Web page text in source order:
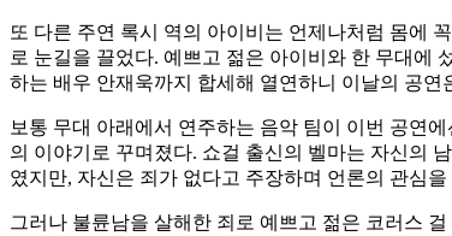
또 다른 주연 록시 역의 아이비는 언제나처럼 몸에
로 눈길을 끌었다. 예쁘고 젊은 아이비와 한 무대에
하는 배우 안재욱까지 합세해 열연하니 이날의 공연
보통 무대 아래에서 연주하는 음악 팀이 이번 공연
의 이야기로 꾸며졌다. 쇼걸 출신의 벨마는 자신의
였지만, 자신은 죄가 없다고 주장하며 언론의 관심을
그러나 불륜남을 살해한 죄로 예쁘고 젊은 코러스